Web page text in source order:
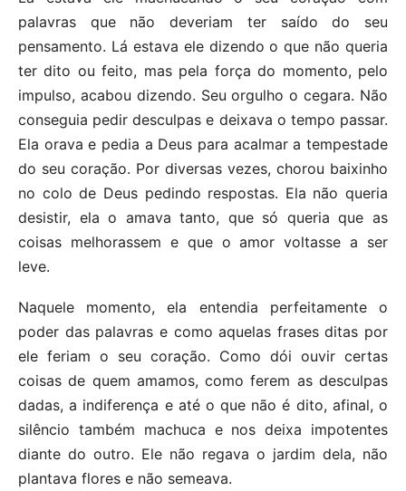
palavras que não deveriam ter saído do seu
pensamento. Lá estava ele dizendo o que não queria
ter dito ou feito, mas pela força do momento, pelo
impulso, acabou dizendo. Seu orgulho o cegara. Não
conseguia pedir desculpas e deixava o tempo passar.
Ela orava e pedia a Deus para acalmar a tempestade
do seu coração. Por diversas vezes, chorou baixinho
no colo de Deus pedindo respostas. Ela não queria
desistir, ela o amava tanto, que só queria que as
coisas melhorassem e que o amor voltasse a ser
leve.
Naquele momento, ela entendia perfeitamente o
poder das palavras e como aquelas frases ditas por
ele feriam o seu coração. Como dói ouvir certas
coisas de quem amamos, como ferem as desculpas
dadas, a indiferença e até o que não é dito, afinal, o
silêncio também machuca e nos deixa impotentes
diante do outro. Ele não regava o jardim dela, não
plantava flores e não semeava.